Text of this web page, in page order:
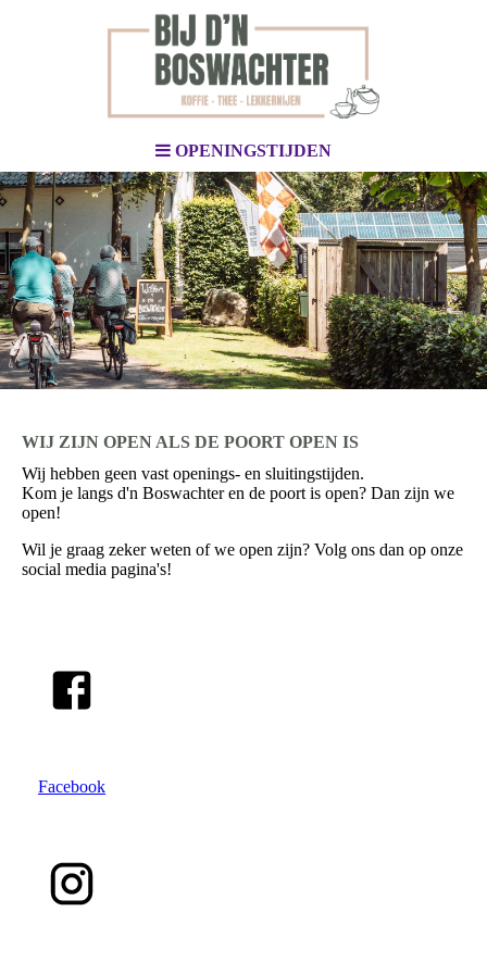
OPENINGSTIJDEN
WIJ ZIJN OPEN ALS DE POORT OPEN IS
Wij hebben geen vast openings- en sluitingstijden.
Kom je langs d'n Boswachter en de poort is open? Dan zijn we
open!
Wil je graag zeker weten of we open zijn? Volg ons dan op onze
social media pagina's!
Facebook